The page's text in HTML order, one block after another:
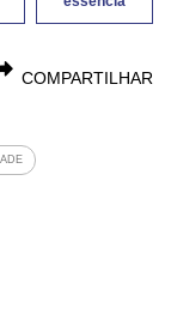
COMPARTILHAR